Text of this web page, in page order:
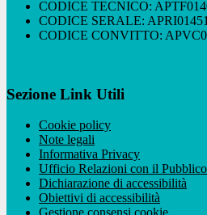
CODICE TECNICO:
CODICE SERALE:
CODICE CONVITTO:
Sezione Link Utili
Cookie policy
Note legali
Informativa Privacy
Ufficio Relazioni con il Pubblico
Dichiarazione di accessibilità
Obiettivi di accessibilità